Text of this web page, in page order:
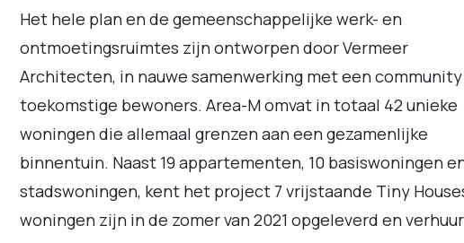
Het hele plan en de gemeenschappelijke werk- en
ontmoetingsruimtes zijn ontworpen door Vermeer
Architecten, in nauwe samenwerking met een community
toekomstige bewoners. Area-M omvat in totaal 42 unieke
woningen die allemaal grenzen aan een gezamenlijke
binnentuin. Naast 19 appartementen, 10 basiswoningen
stadswoningen, kent het project 7 vrijstaande Tiny
woningen zijn in de zomer van 2021 opgeleverd en